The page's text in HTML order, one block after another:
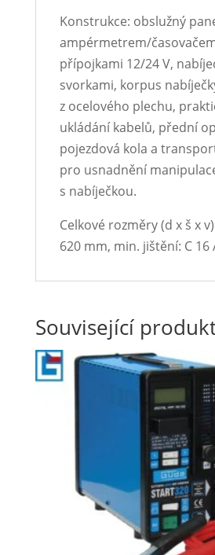
Konstrukce: obslužný
ampérmetrem/
přípojkami 12/24 V,
svorkami, korpus
z ocelového plechu,
ukládání kabelů, přední
pojezdová kola a
pro usnadnění
s nabíječkou.
Celkové rozměry (d x š x
620 mm, min. jištění: C 16
Související